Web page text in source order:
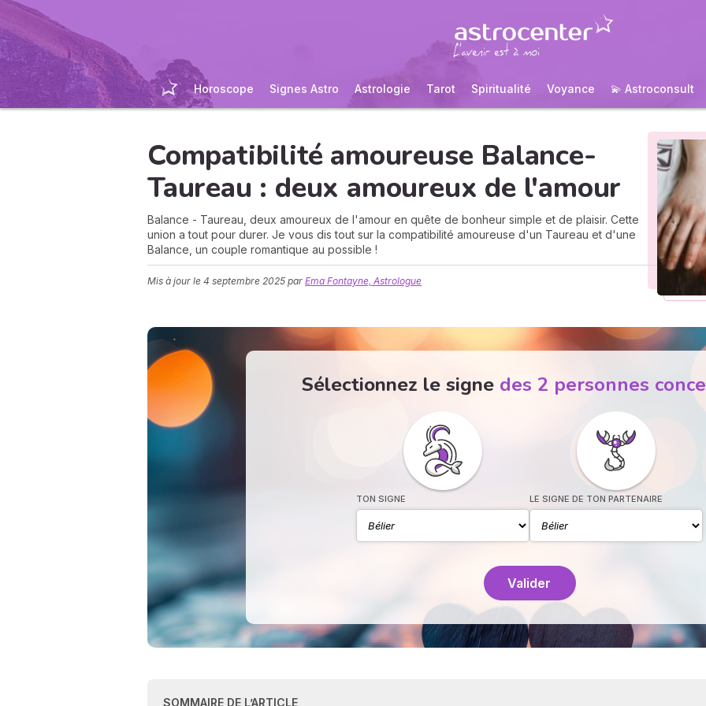
Horoscope Signes Astro Astrologie Tarot Spiritualité Voyance 💫 Astroconsult
Compatibilité amoureuse Balance-
Taureau : deux amoureux de l'amour
Balance - Taureau, deux amoureux de l'amour en quête de bonheur simple et de plaisir. Cette
union a tout pour durer. Je vous dis tout sur la compatibilité amoureuse d'un Taureau et d'une
Balance, un couple romantique au possible !
Mis à jour le 4 septembre 2025 par Ema Fontayne, Astrologue
Sélectionnez le signe des 2 personnes
TON SIGNE LE SIGNE DE TON PARTENAIRE
Valider
SOMMAIRE DE L’ARTICLE